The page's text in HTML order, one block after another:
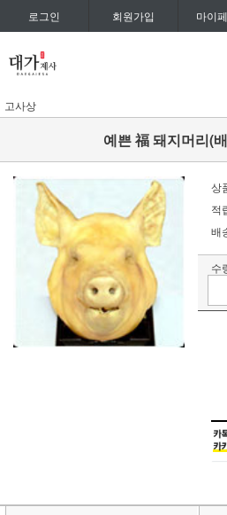
로그인 회원가입 마이
고사상
예쁜 福 돼지머리(
상
적
배
수